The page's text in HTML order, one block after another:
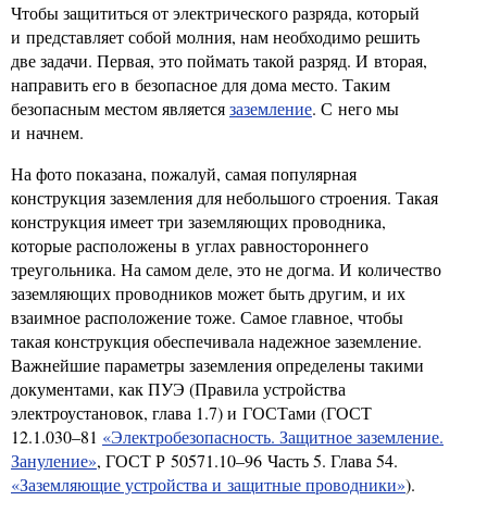
Чтобы защититься от электрического разряда, который
и представляет собой молния, нам необходимо решить
две задачи. Первая, это поймать такой разряд. И вторая,
направить его в безопасное для дома место. Таким
безопасным местом являетсязаземление. С него мы
и начнем.
На фото показана, пожалуй, самая популярная
конструкция заземления для небольшого строения. Такая
конструкция имеет три заземляющих проводника,
которые расположены в углах равностороннего
треугольника. На самом деле, это не догма. И количество
заземляющих проводников может быть другим, и их
взаимное расположение тоже. Самое главное, чтобы
такая конструкция обеспечивала надежное заземление.
Важнейшие параметры заземления определены такими
документами, как ПУЭ (Правила устройства
электроустановок, глава 1.7) и ГОСТами (ГОСТ
12.1.030–81 «Электробезопасность. Защитное заземление.
Зануление», ГОСТ Р 50571.10–96 Часть 5. Глава 54.
«Заземляющие устройства и защитные проводники»).